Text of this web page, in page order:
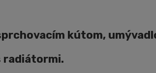
kútom,
radiátormi.